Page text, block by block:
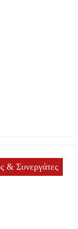
& Συνεργάτες